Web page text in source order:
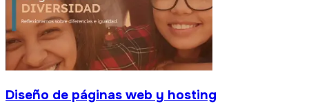
Diseño de páginas web y hosting